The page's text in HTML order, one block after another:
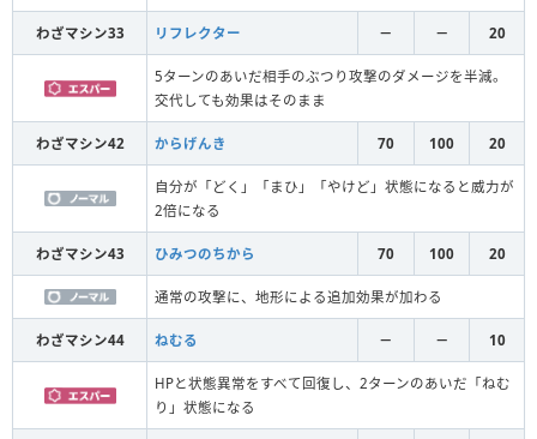
わざマシン33 リフレクター － － 20
5ターンのあいだ相手のぶつり攻撃のダメージを半減。
交代しても効果はそのまま
わざマシン42 からげんき 70 100 20
自分が「どく」「まひ」「やけど」状態になると威力が
2倍になる
わざマシン43 ひみつのちから 70 100 20
通常の攻撃に、地形による追加効果が加わる
わざマシン44 ねむる － － 10
HPと状態異常をすべて回復し、2ターンのあいだ「ねむ
り」状態になる